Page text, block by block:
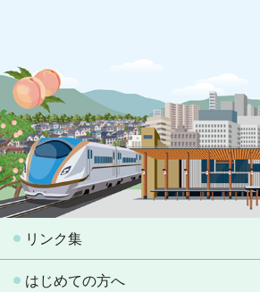
リンク集
はじめての方へ